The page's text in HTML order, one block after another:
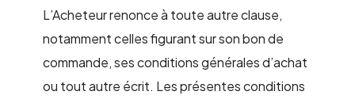
L’Acheteur renonce à toute autre clause,
notamment celles figurant sur son bon de
commande, ses conditions générales d’achat
ou tout autre écrit. Les présentes conditions